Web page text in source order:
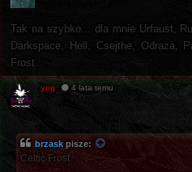
Tak na szybko... dla mnie Urfaust,
Darkspace, Hell, Csejthe, Odraza,
Frost
yog 4 lata temu
brzask pisze:
Celtic Frost